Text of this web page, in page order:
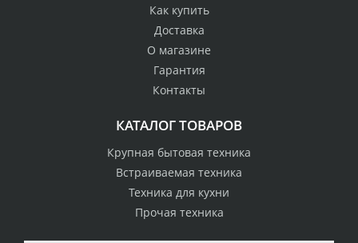
Как купить
Доставка
О магазине
Гарантия
Контакты
КАТАЛОГ ТОВАРОВ
Крупная бытовая техника
Встраиваемая техника
Техника для кухни
Прочая техника